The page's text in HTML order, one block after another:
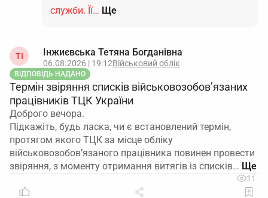
служби. Її… Ще
ТІ Інжиєвська Тетяна Богданівна
06.08.2026 | 19:12Військовий облік
ВІДПОВІДЬ НАДАНО
Термін звіряння списків військовозобов’язаних
працівників ТЦК України
Доброго вечора.
Підкажіть, будь ласка, чи є встановлений термін,
протягом якого ТЦК за місце обліку
військовозобов’язаного працівника повинен провести
звіряння, з моменту отримання витягів із списків…
11